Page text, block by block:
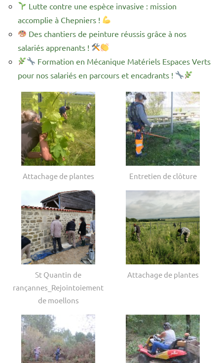
Lutte contre une espèce invasive : mission
accomplie à Chepniers !
Des chantiers de peinture réussis grâce à nos
salariés apprenants !
Formation en Mécanique Matériels Espaces Verts
pour nos salariés en parcours et encadrants !
Attachage de plantes Entretien de clôture
St Quantin de
rançannes_Rejointoiement
de moellons
Attachage de plantes